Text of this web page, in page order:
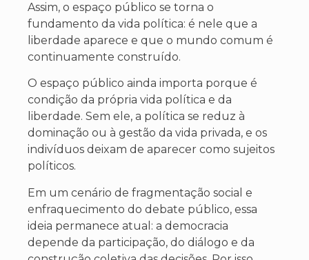
Assim, o espaço público se torna o
fundamento da vida política: é nele que a
liberdade aparece e que o mundo comum é
continuamente construído.
O espaço público ainda importa porque é
condição da própria vida política e da
liberdade. Sem ele, a política se reduz à
dominação ou à gestão da vida privada, e os
indivíduos deixam de aparecer como sujeitos
políticos.
Em um cenário de fragmentação social e
enfraquecimento do debate público, essa
ideia permanece atual: a democracia
depende da participação, do diálogo e da